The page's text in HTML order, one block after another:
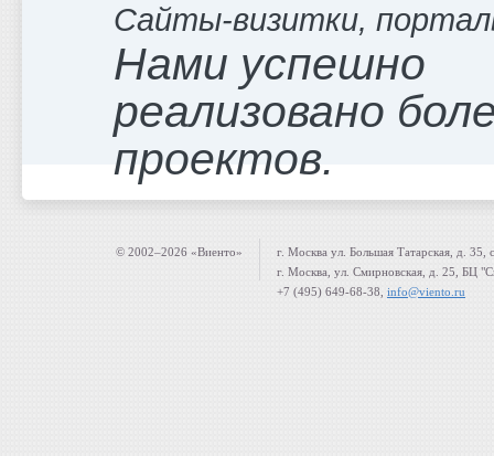
Сайты-визитки,
Нами успешно
реализовано
проектов.
© 2002–2026 «Виенто»
г. Москва ул. Большая Татарская, д. 35,
г. Москва, ул. Смирновская, д. 25, БЦ
+7 (495) 649-68-38, info@viento.ru